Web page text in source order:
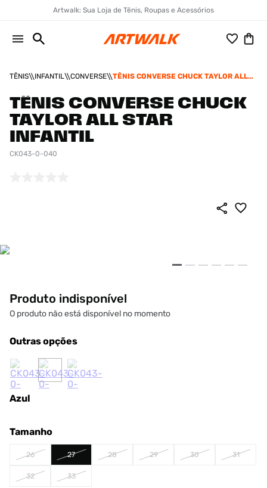
Artwalk: Sua Loja de Tênis, Roupas e Acessórios
TÊNIS INFANTIL CONVERSE
TÊNIS CONVERSE CHUCK TAYLOR ALL
TÊNIS CONVERSE CHUCK
TAYLOR ALL STAR
INFANTIL
CK043-0-040
Produto indisponível
O produto não está disponível no momento
Outras opções
Azul
Tamanho
26 27 28 29 30 31
32 33